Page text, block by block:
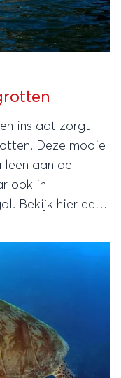
inslaat zorgt
Deze mooie
aan de
ook in
Bekijk hier een